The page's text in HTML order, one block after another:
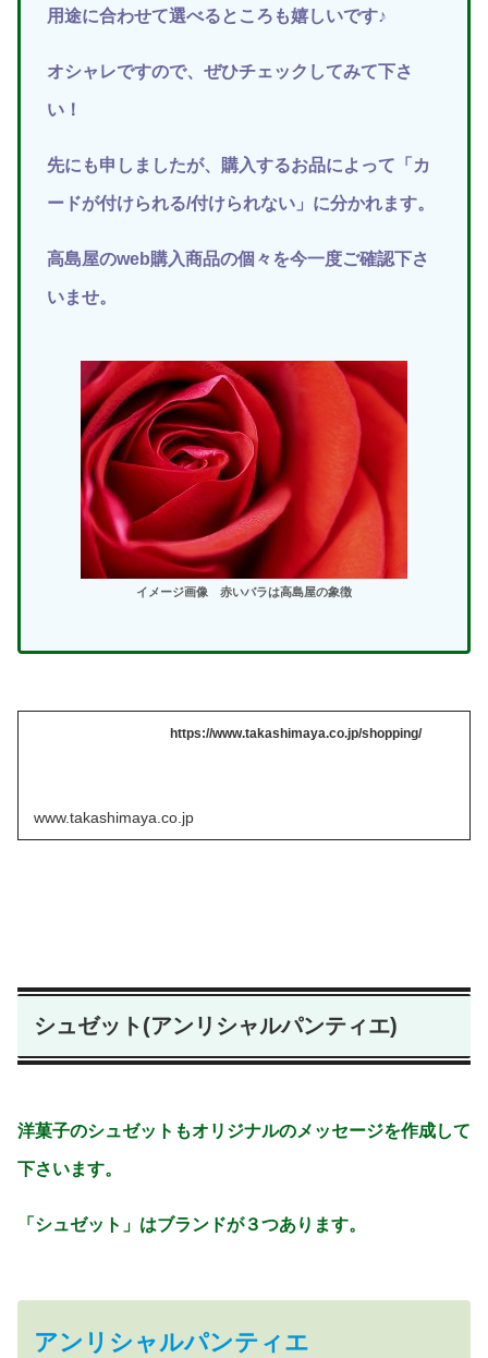
用途に合わせて選べるところも嬉しいです♪
オシャレですので、ぜひチェックしてみて下さ
い！
先にも申しましたが、購入するお品によって「カ
ードが付けられる/付けられない」に分かれます。
高島屋のweb購入商品の個々を今一度ご確認下さ
いませ。
イメージ画像 赤いバラは高島屋の象徴
https://www.takashimaya.co.jp/shopping/
www.takashimaya.co.jp
シュゼット(アンリシャルパンティエ)
洋菓子のシュゼットもオリジナルのメッセージを作成して
下さいます。
「シュゼット」はブランドが３つあります。
アンリシャルパンティエ